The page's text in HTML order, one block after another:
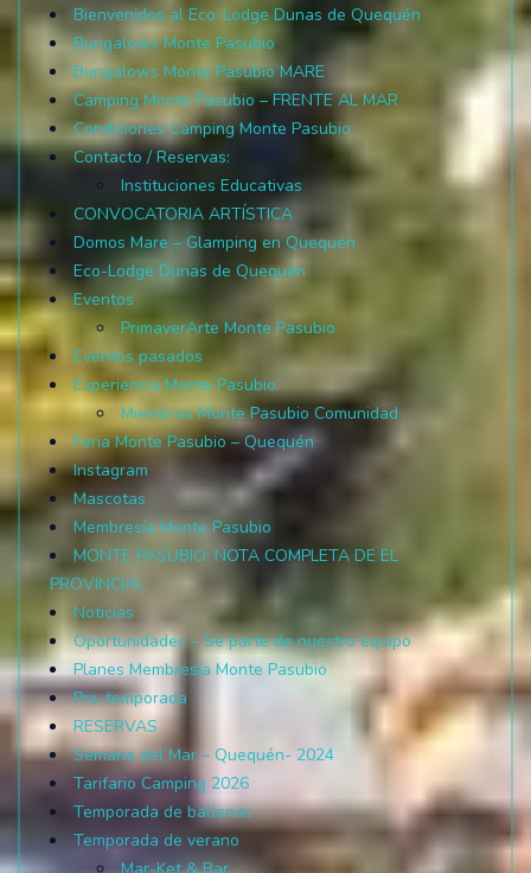
Bienvenidos al Eco-Lodge Dunas de Quequén
Bungalows Monte Pasubio
Bungalows Monte Pasubio MARE
Camping Monte Pasubio – FRENTE AL MAR
Condiciones Camping Monte Pasubio
Contacto / Reservas:
Instituciones Educativas
CONVOCATORIA ARTÍSTICA
Domos Mare – Glamping en Quequén
Eco-Lodge Dunas de Quequén
Eventos
PrimaverArte Monte Pasubio
Eventos pasados
Experiencia Monte Pasubio
Miembros Monte Pasubio Comunidad
Feria Monte Pasubio – Quequén
Instagram
Mascotas
Membresía Monte Pasubio
MONTE PASUBIO: NOTA COMPLETA DE EL
PROVINCIAL
Noticias
Oportunidades – Sé parte de nuestro equipo
Planes Membresía Monte Pasubio
Pre-temporada
RESERVAS
Semana del Mar – Quequén- 2024
Tarifario Camping 2026
Temporada de ballenas
Temporada de verano